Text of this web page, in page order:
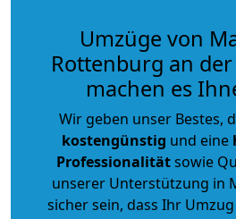
Umzüge von
Rottenburg an
machen es
Wir geben unser Bestes,
kostengünstig und eine
Professionalitätsowie
unserer Unterstützung in
sicher sein, dass Ihr Umzug